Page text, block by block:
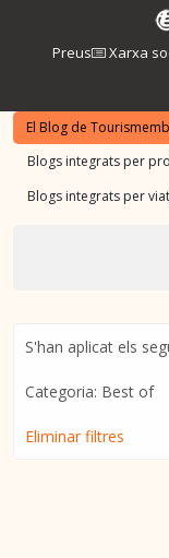
Preus Xarxa
El Blog de
Blogs integrats per
Blogs integrats per
S'han aplicat els
Categoria: Best of
Eliminar filtres